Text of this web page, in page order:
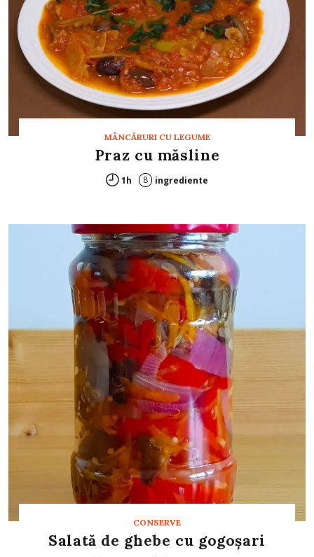
MÂNCĂRURI CU LEGUME
Praz cu măsline
1h 8 ingrediente
CONSERVE
Salată de ghebe cu gogoșari